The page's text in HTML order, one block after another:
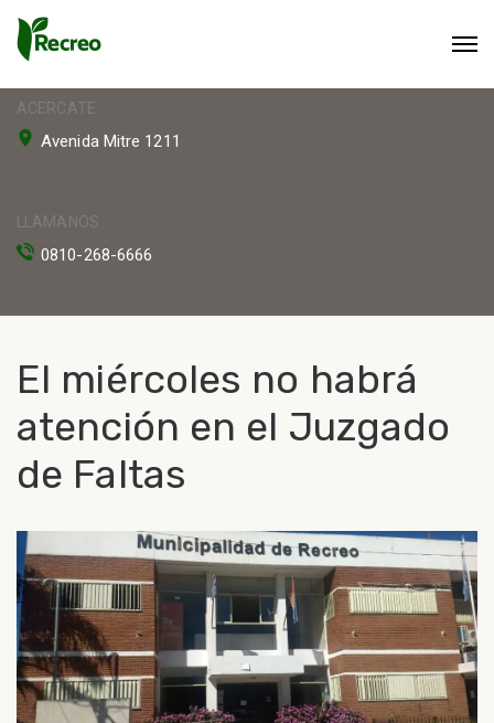
ACERCATE
Avenida Mitre 1211
LLAMANOS
0810-268-6666
El miércoles no habrá
atención en el Juzgado
de Faltas